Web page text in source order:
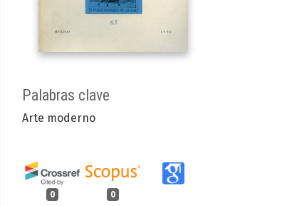
Palabras clave
Arte moderno
0 0